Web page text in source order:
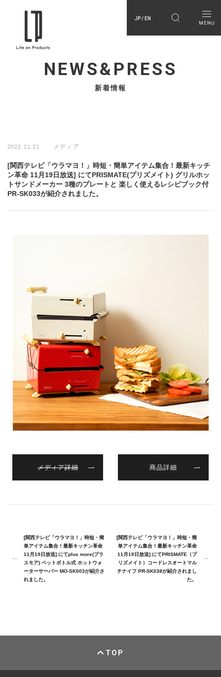
JP / EN
NEWS&PRESS
新着情報
2022.11.21 メディア
[関西テレビ「ウラマヨ！」時短・簡単アイテム集合！最新キッチ
ン革命 11月19日放送] にてPRISMATE(プリズメイト) グリルホッ
トサンドメーカー 3種のプレートと 楽しく使えるレシピブック付
PR-SK033が紹介されました。
メディア詳細 商品詳細
[関西テレビ「ウラマヨ！」時短・簡
単アイテム集合！最新キッチン革命
11月19日放送] にてplus more(プラ
スモア) ペットボトル式 ホットウォ
ーターサーバー MO-SK003が紹介さ
れました。
[関西テレビ「ウラマヨ！」時短・簡
単アイテム集合！最新キッチン革命
11月19日放送] にてPRISMATE（プ
リズメイト）コードレスオートマル
チナイフ PR-SK038が紹介されまし
た。
TOP